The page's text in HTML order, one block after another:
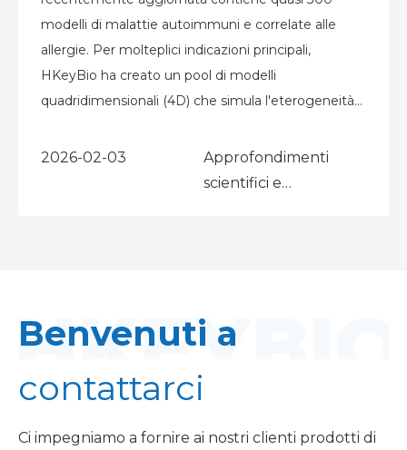
modelli di malattie autoimmuni e correlate alle
allergie. Per molteplici indicazioni principali,
HKeyBio ha creato un pool di modelli
quadridimensionali (4D) che simula l'eterogeneità
modello basata su meccanismi per l'eterogeneità
2026-02-03
Approfondimenti
scientifici e
Benvenuti a
contattarci
Ci impegniamo a fornire ai nostri clienti prodotti di